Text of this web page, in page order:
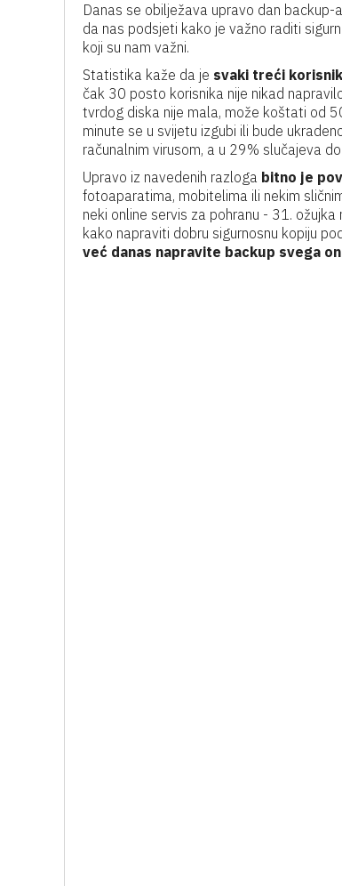
Danas se obilježava upravo dan
da nas podsjeti kako je važno raditi
koji su nam važni.
Statistika kaže da je svaki treći
čak 30 posto korisnika nije nikad
tvrdog diska nije mala, može koštati od
minute se u svijetu izgubi ili bude
računalnim virusom, a u 29% slučajeva
Upravo iz navedenih razloga bitno je
fotoaparatima, mobitelima ili nekim
neki online servis za pohranu - 31.
kako napraviti dobru sigurnosnu kopiju
već danas napravite backup svega